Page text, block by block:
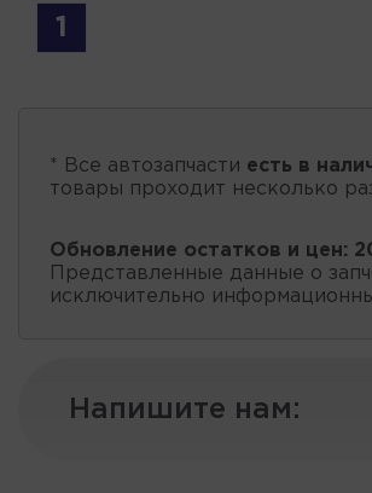
1
* Все автозапчасти есть в
товары проходит несколько
Обновление остатков и цен:
Представленные данные о
исключительно
Напишите нам: